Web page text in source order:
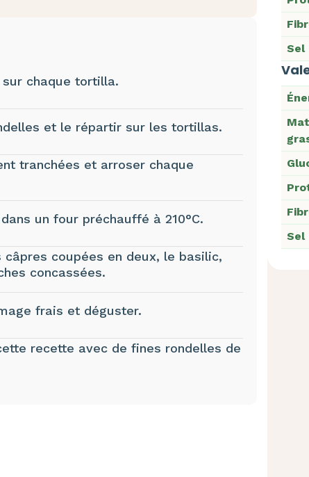
chaque tortilla.
et le répartir sur les tortillas.
tranchées et arroser chaque
un four préchauffé à 210°C.
coupées en deux, le basilic,
concassées.
frais et déguster.
recette avec de fines rondelles de
Sel
Sel